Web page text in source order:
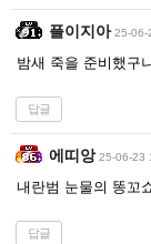
플이지아 25-06-
밤새 죽을 준비했구
답글
에띠앙 25-06-23
내란범 눈물의 똥꼬
답글